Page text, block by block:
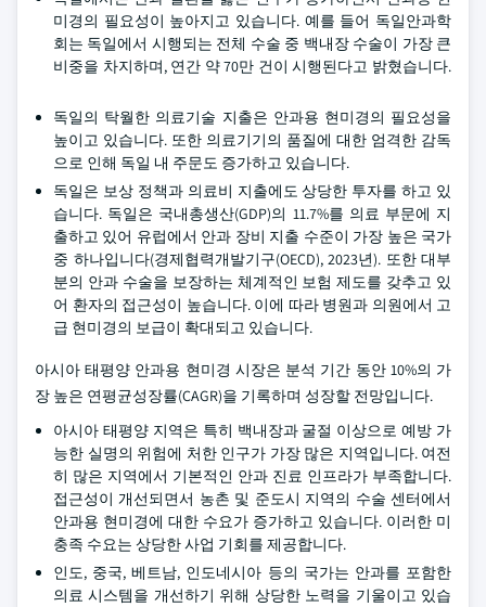
미경의 필요성이 높아지고 있습니다. 예를 들어 독일안과학
회는 독일에서 시행되는 전체 수술 중 백내장 수술이 가장 큰
비중을 차지하며, 연간 약 70만 건이 시행된다고 밝혔습니다.
독일의 탁월한 의료기술 지출은 안과용 현미경의 필요성을
높이고 있습니다. 또한 의료기기의 품질에 대한 엄격한 감독
으로 인해 독일 내 주문도 증가하고 있습니다.
독일은 보상 정책과 의료비 지출에도 상당한 투자를 하고 있
습니다. 독일은 국내총생산(GDP)의 11.7%를 의료 부문에 지
출하고 있어 유럽에서 안과 장비 지출 수준이 가장 높은 국가
중 하나입니다(경제협력개발기구(OECD), 2023년). 또한 대부
분의 안과 수술을 보장하는 체계적인 보험 제도를 갖추고 있
어 환자의 접근성이 높습니다. 이에 따라 병원과 의원에서 고
급 현미경의 보급이 확대되고 있습니다.
아시아 태평양 안과용 현미경 시장은 분석 기간 동안 10%의 가
장 높은 연평균성장률(CAGR)을 기록하며 성장할 전망입니다.
아시아 태평양 지역은 특히 백내장과 굴절 이상으로 예방 가
능한 실명의 위험에 처한 인구가 가장 많은 지역입니다. 여전
히 많은 지역에서 기본적인 안과 진료 인프라가 부족합니다.
접근성이 개선되면서 농촌 및 준도시 지역의 수술 센터에서
안과용 현미경에 대한 수요가 증가하고 있습니다. 이러한 미
충족 수요는 상당한 사업 기회를 제공합니다.
인도, 중국, 베트남, 인도네시아 등의 국가는 안과를 포함한
의료 시스템을 개선하기 위해 상당한 노력을 기울이고 있습